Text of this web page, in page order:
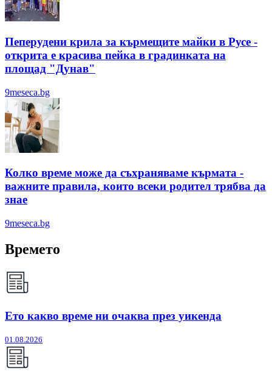
Пеперудени крила за кърмещите майки в Русе -
открита е красива пейка в градинката на
площад "Дунав"
9meseca.bg
Колко време може да съхраняваме кърмата -
важните правила, които всеки родител трябва да
знае
9meseca.bg
Времето
Ето какво време ни очаква през уикенда
01.08.2026